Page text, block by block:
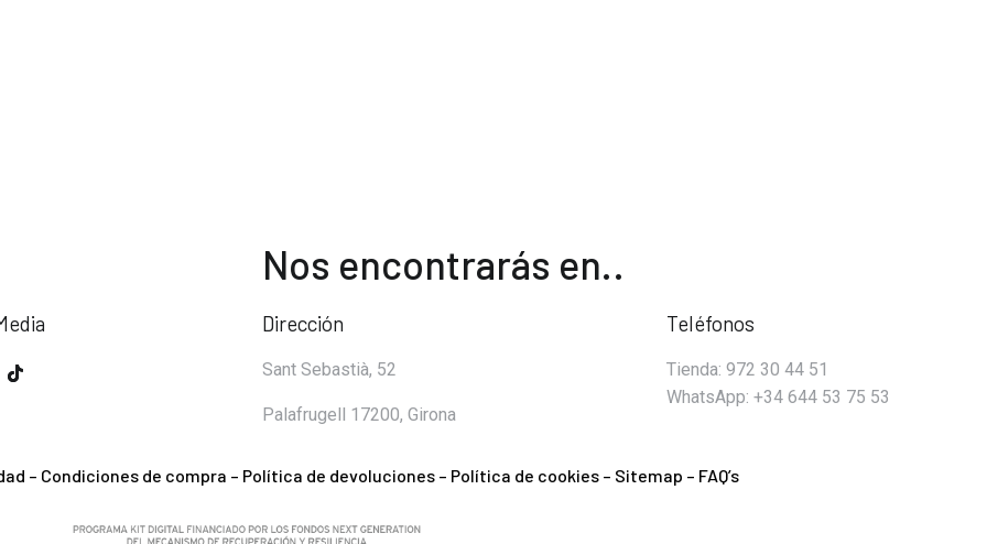
Nos encontrarás en..
Dirección
Sant Sebastià, 52
Palafrugell 17200, Girona
Teléfonos
Tienda: 972 30 44 51
WhatsApp: +34 644 53 75 53
– Condiciones de compra – Política de devoluciones– Política de cookies– Sitemap – FAQ’s